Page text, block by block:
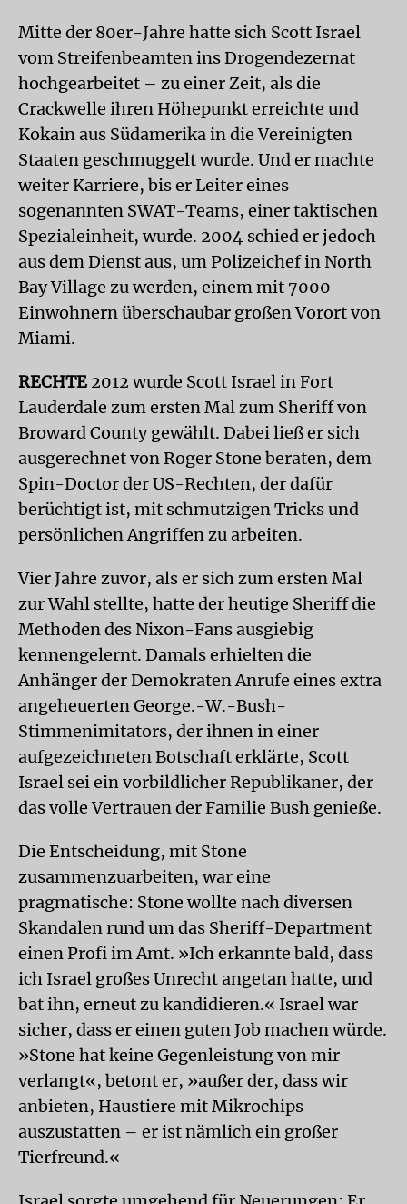
Mitte der 80er-Jahre hatte sich Scott Israel
vom Streifenbeamten ins Drogendezernat
hochgearbeitet – zu einer Zeit, als die
Crackwelle ihren Höhepunkt erreichte und
Kokain aus Südamerika in die Vereinigten
Staaten geschmuggelt wurde. Und er machte
weiter Karriere, bis er Leiter eines
sogenannten SWAT-Teams, einer taktischen
Spezialeinheit, wurde. 2004 schied er jedoch
aus dem Dienst aus, um Polizeichef in North
Bay Village zu werden, einem mit 7000
Einwohnern überschaubar großen Vorort von
Miami.
RECHTE 2012 wurde Scott Israel in Fort
Lauderdale zum ersten Mal zum Sheriff von
Broward County gewählt. Dabei ließ er sich
ausgerechnet von Roger Stone beraten, dem
Spin-Doctor der US-Rechten, der dafür
berüchtigt ist, mit schmutzigen Tricks und
persönlichen Angriffen zu arbeiten.
Vier Jahre zuvor, als er sich zum ersten Mal
zur Wahl stellte, hatte der heutige Sheriff die
Methoden des Nixon-Fans ausgiebig
kennengelernt. Damals erhielten die
Anhänger der Demokraten Anrufe eines extra
angeheuerten George.-W.-Bush-
Stimmenimita­tors, der ihnen in einer
aufgezeichneten Botschaft erklärte, Scott
Israel sei ein vorbildlicher Republikaner, der
das volle Vertrauen der Familie Bush genieße.
Die Entscheidung, mit Stone
zusammenzuarbeiten, war eine
pragmatische: Stone wollte nach diversen
Skandalen rund um das Sheriff-Department
einen Profi im Amt. »Ich erkannte bald, dass
ich Israel großes Unrecht angetan hatte, und
bat ihn, erneut zu kandidieren.« Israel war
sicher, dass er einen guten Job machen würde.
»Stone hat keine Gegenleistung von mir
verlangt«, betont er, »außer der, dass wir
anbieten, Haustiere mit Mikrochips
auszustatten – er ist nämlich ein großer
Tierfreund.«